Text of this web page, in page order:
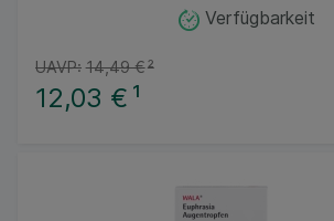
Verfügbarkeit
12,03 € ¹
UAVP: 14,49 €²